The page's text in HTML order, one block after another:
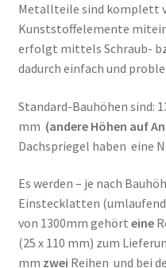
Metallteile sind komplett
Kunststoffelemente
erfolgt mittels Schraub-
dadurch einfach und
Standard-Bauhöhen sind:
mm (andere Höhen auf
Dachspriegel haben eine
Es werden – je nach
Einstecklatten
von 1300mm gehört eine
(25 x 110 mm) zum
mm zwei Reihen und bei